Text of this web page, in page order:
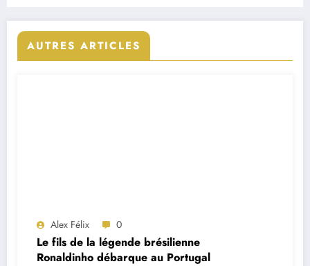
AUTRES ARTICLES
Alex Félix 0
Le fils de la légende brésilienne
Ronaldinho débarque au Portugal